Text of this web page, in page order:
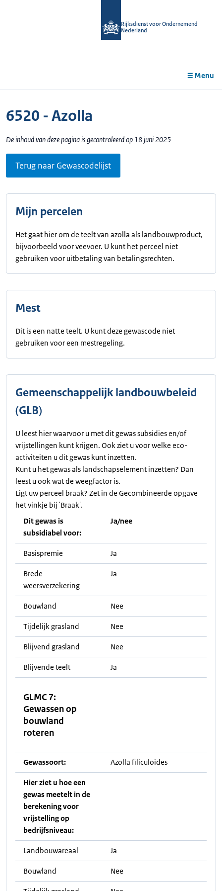
Rijksdienst voor Ondernemend
Nederland
Menu
6520 - Azolla
De inhoud van deze pagina is gecontroleerd op 18 juni 2025
Terug naar Gewascodelijst
Mijn percelen
Het gaat hier om de teelt van azolla als landbouwproduct,
bijvoorbeeld voor veevoer. U kunt het perceel niet
gebruiken voor uitbetaling van betalingsrechten.
Mest
Dit is een natte teelt. U kunt deze gewascode niet
gebruiken voor een mestregeling.
Gemeenschappelijk landbouwbeleid
(GLB)
U leest hier waarvoor u met dit gewas subsidies en/of
vrijstellingen kunt krijgen. Ook ziet u voor welke eco-
activiteiten u dit gewas kunt inzetten.
Kunt u het gewas als landschapselement inzetten? Dan
leest u ook wat de weegfactor is.
Ligt uw perceel braak? Zet in de Gecombineerde opgave
het vinkje bij 'Braak'.
Dit gewas is
subsidiabel voor:
Ja/nee
Basispremie Ja
Brede
weersverzekering
Ja
Bouwland Nee
Tijdelijk grasland Nee
Blijvend grasland Nee
Blijvende teelt Ja
GLMC 7:
Gewassen op
bouwland
roteren
Gewassoort: Azolla filiculoides
Hier ziet u hoe een
gewas meetelt in de
berekening voor
vrijstelling op
bedrijfsniveau:
Landbouwareaal Ja
Bouwland Nee